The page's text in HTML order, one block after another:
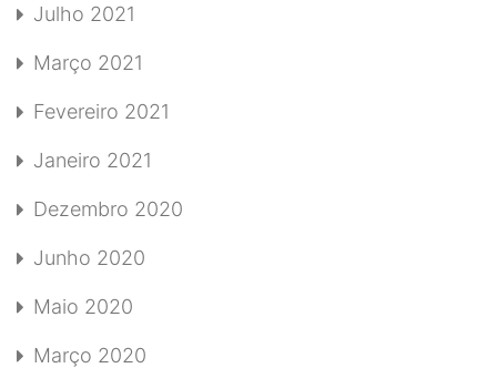
Julho 2021
Março 2021
Fevereiro 2021
Janeiro 2021
Dezembro 2020
Junho 2020
Maio 2020
Março 2020